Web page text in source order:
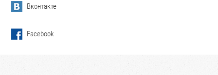
Вконтакте
Facebook